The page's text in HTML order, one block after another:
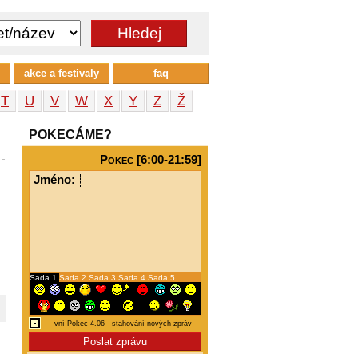
T U V W X Y Z
Ž
POKECÁME?
Pokec [6:00-21:59]
Jméno:
Sada 1 Sada 2 Sada 3 Sada 4 Sada 5
akce a festivaly faq